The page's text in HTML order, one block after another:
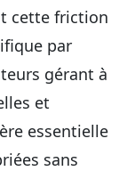
cette friction
par
gérant à
et
essentielle
sans